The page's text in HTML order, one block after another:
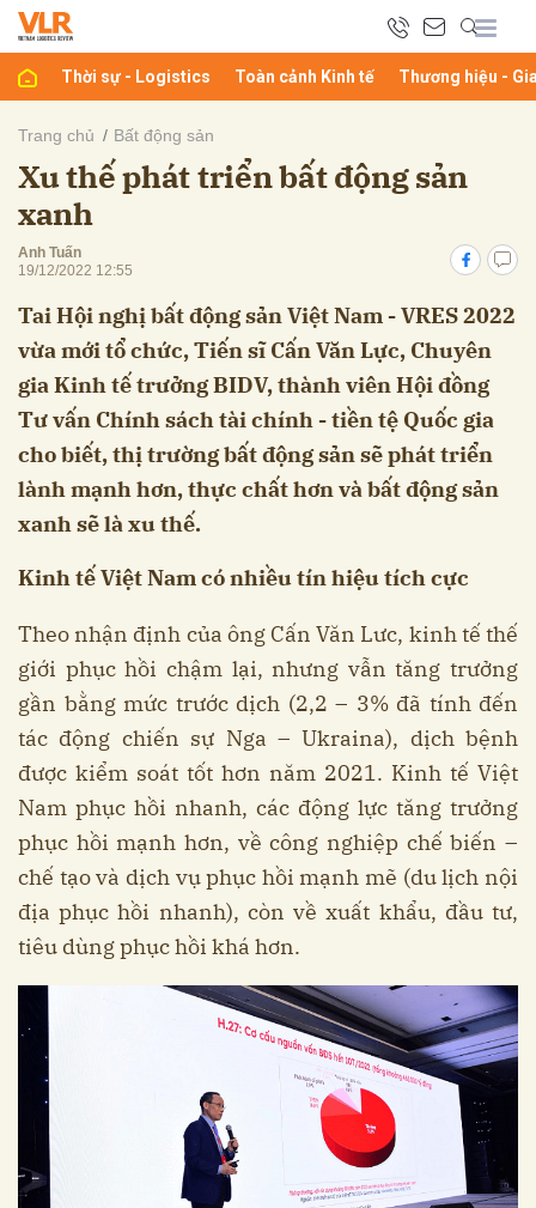
Thời sự - Logistics Toàn cảnh Kinh tế Thương hiệu -
Trang chủ Bất động sản
Xu thế phát triển bất động sản
xanh
Anh Tuấn
19/12/2022 12:55
Tai Hội nghị bất động sản Việt Nam - VRES 2022
vừa mới tổ chức, Tiến sĩ Cấn Văn Lực, Chuyên
gia Kinh tế trưởng BIDV, thành viên Hội đồng
Tư vấn Chính sách tài chính - tiền tệ Quốc gia
cho biết, thị trường bất động sản sẽ phát triển
lành mạnh hơn, thực chất hơn và bất động sản
xanh sẽ là xu thế.
Kinh tế Việt Nam có nhiều tín hiệu tích cực
Theo nhận định của ông Cấn Văn Lưc, kinh tế thế
giới phục hồi chậm lại, nhưng vẫn tăng trưởng
gần bằng mức trước dịch (2,2 – 3% đã tính đến
tác động chiến sự Nga – Ukraina), dịch bệnh
được kiểm soát tốt hơn năm 2021. Kinh tế Việt
Nam phục hồi nhanh, các động lực tăng trưởng
phục hồi mạnh hơn, về công nghiệp chế biến –
chế tạo và dịch vụ phục hồi mạnh mẽ (du lịch nội
địa phục hồi nhanh), còn về xuất khẩu, đầu tư,
tiêu dùng phục hồi khá hơn.
luận
Hủy